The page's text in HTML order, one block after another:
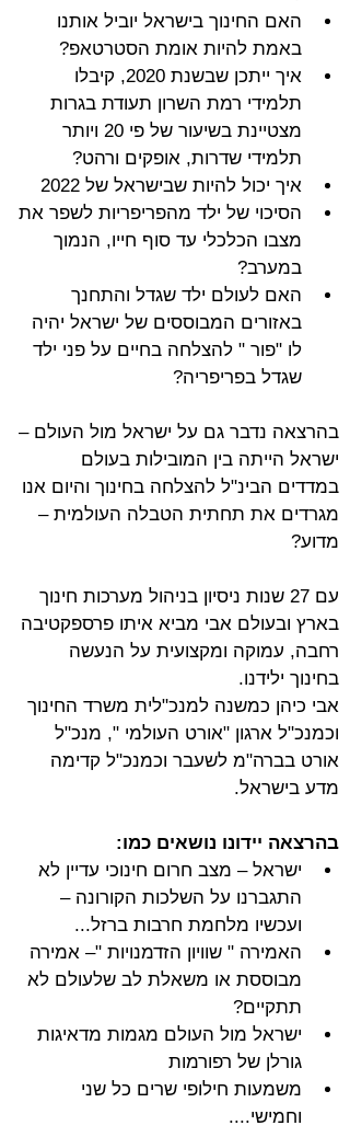
האם החינוך בישראל יוביל אותנו
באמת להיות אומת הסטרטאפ?
איך ייתכן שבשנת 2020, קיבלו
תלמידי רמת השרון תעודת בגרות
מצטיינת בשיעור של פי 20 ויותר
תלמידי שדרות, אופקים ורהט?
איך יכול להיות שבישראל של 2022
הסיכוי של ילד מהפריפריות לשפר את
מצבו הכלכלי עד סוף חייו, הנמוך
במערב?
האם לעולם ילד שגדל והתחנך
באזורים המבוססים של ישראל יהיה
לו "פור " להצלחה בחיים על פני ילד
שגדל בפריפריה?
בהרצאה נדבר גם על ישראל מול העולם –
ישראל הייתה בין המובילות בעולם
במדדים הבינ"ל להצלחה בחינוך והיום אנו
מגרדים את תחתית הטבלה העולמית –
מדוע?
עם 27 שנות ניסיון בניהול מערכות חינוך
בארץ ובעולם אבי מביא איתו פרספקטיבה
רחבה, עמוקה ומקצועית על הנעשה
בחינוך ילידנו.
אבי כיהן כמשנה למנכ"לית משרד החינוך
וכמנכ"ל ארגון "אורט העולמי ", מנכ"ל
אורט בברה"מ לשעבר וכמנכ"ל קדימה
מדע בישראל.
בהרצאה יידונו נושאים כמו:
ישראל – מצב חרום חינוכי עדיין לא
התגברנו על השלכות הקורונה –
ועכשיו מלחמת חרבות ברזל...
האמירה " שוויון הזדמנויות "– אמירה
מבוססת או משאלת לב שלעולם לא
תתקיים?
ישראל מול העולם מגמות מדאיגות
גורלן של רפורמות
משמעות חילופי שרים כל שני
וחמישי....